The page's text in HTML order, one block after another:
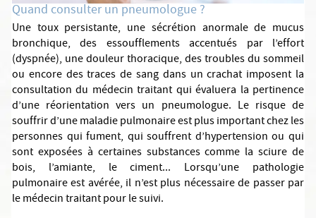
Quand consulter un pneumologue ?
Une toux persistante, une sécrétion anormale de mucus
bronchique, des essoufflements accentués par l’effort
(dyspnée), une douleur thoracique, des troubles du sommeil
ou encore des traces de sang dans un crachat imposent la
consultation du médecin traitant qui évaluera la pertinence
d’une réorientation vers un pneumologue. Le risque de
souffrir d’une maladie pulmonaire est plus important chez les
personnes qui fument, qui souffrent d’hypertension ou qui
sont exposées à certaines substances comme la sciure de
bois, l’amiante, le ciment... Lorsqu’une pathologie
pulmonaire est avérée, il n’est plus nécessaire de passer par
le médecin traitant pour le suivi.